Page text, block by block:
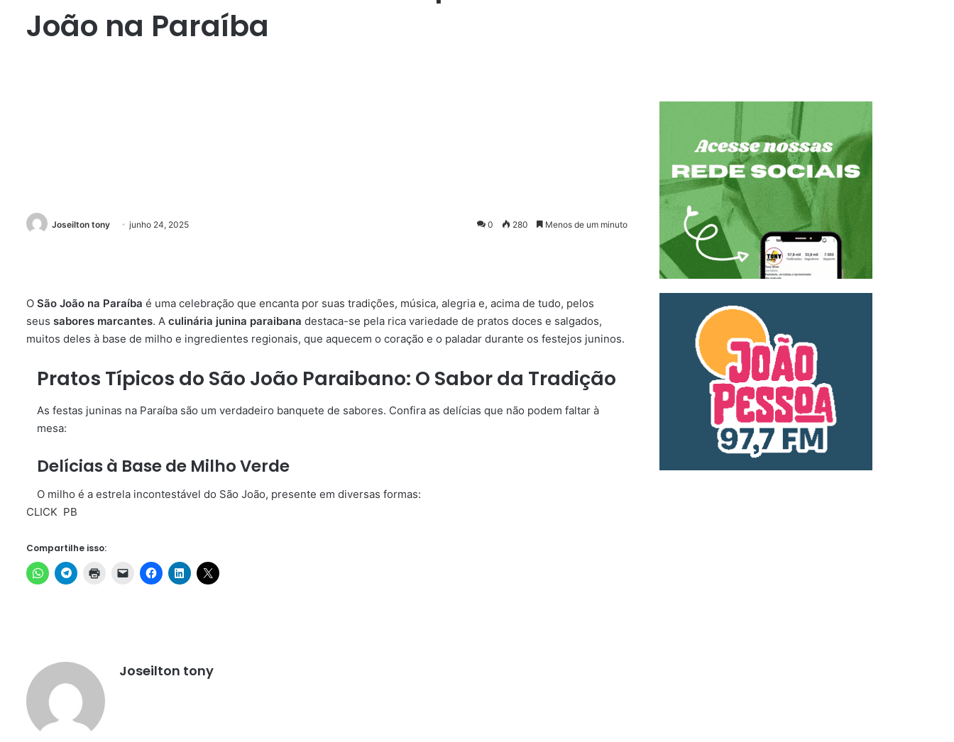
João na Paraíba
Joseilton tony junho 24, 2025 0 280 Menos de um minuto
O São João na Paraíba é uma celebração que encanta por suas tradições, música, alegria e, acima de tudo, pelos
seus sabores marcantes. A culinária junina paraibana destaca-se pela rica variedade de pratos doces e salgados,
muitos deles à base de milho e ingredientes regionais, que aquecem o coração e o paladar durante os festejos juninos.
Pratos Típicos do São João Paraibano: O Sabor da Tradição
As festas juninas na Paraíba são um verdadeiro banquete de sabores. Confira as delícias que não podem faltar à
mesa:
Delícias à Base de Milho Verde
O milho é a estrela incontestável do São João, presente em diversas formas:
CLICK PB
Compartilhe isso:
Joseilton tony